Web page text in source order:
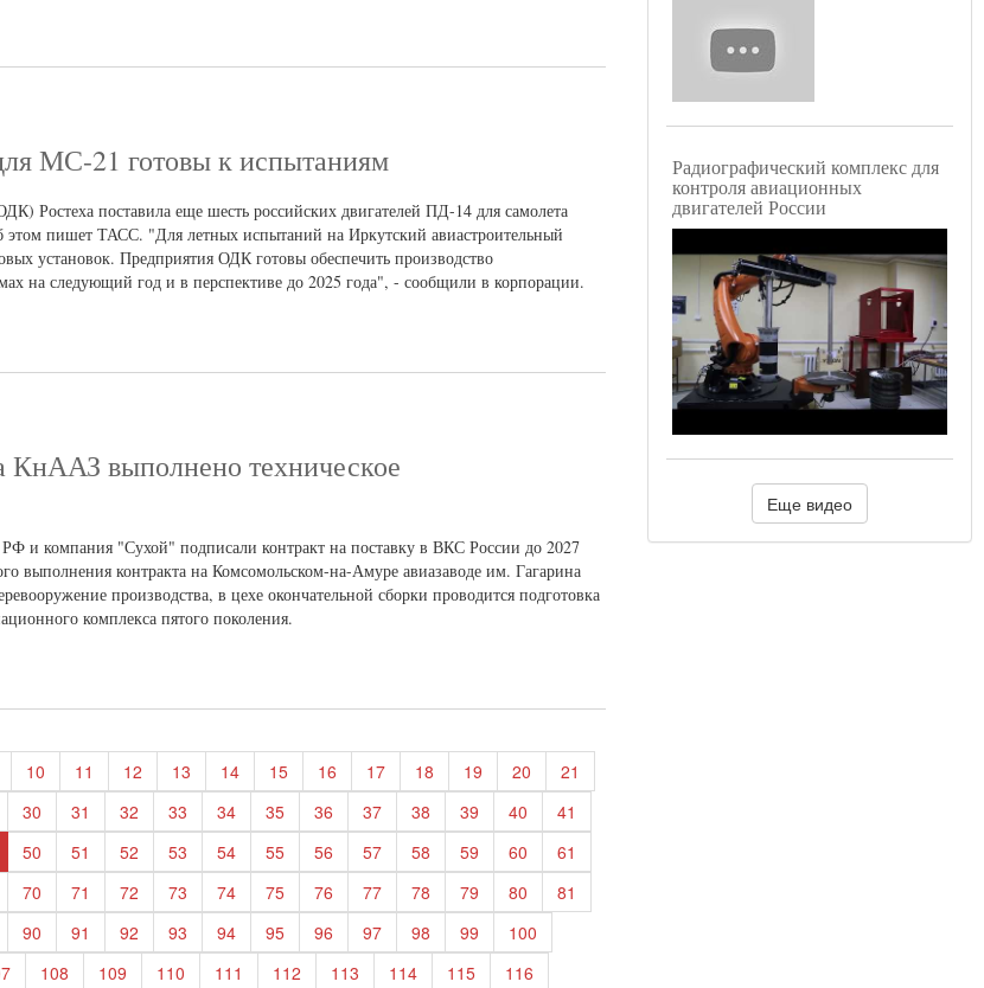
МС-21 готовы к испытаниям
Ростеха поставила еще шесть российских двигателей ПД-14 для самолета
пишет ТАСС. "Для летных испытаний на Иркутский авиастроительный
установок. Предприятия ОДК готовы обеспечить производство
на следующий год и в перспективе до 2025 года", - сообщили в корпорации.
выполнено техническое
и компания "Сухой" подписали контракт на поставку в ВКС России до 2027
выполнения контракта на Комсомольском-на-Амуре авиазаводе им. Гагарина
производства, в цехе окончательной сборки проводится подготовка
комплекса пятого поколения.
10 11 12 13 14 15 16 17 18 19 20
21
30 31 32 33 34 35 36 37 38 39 40
41
50 51 52 53 54 55 56 57 58 59 60
61
70 71 72 73 74 75 76 77 78 79 80
81
90 91 92 93 94 95 96 97 98 99
100
108 109 110 111 112 113 114 115 116
Радиографический комплекс для
контроля авиационных
двигателей России
Еще видео